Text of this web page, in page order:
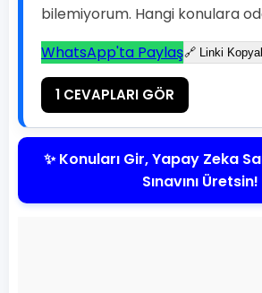
bilemiyorum. Hangi konulara
WhatsApp'ta Paylaş🔗 Linki
1 CEVAPLARI GÖR
✨ Konuları Gir, Yapay Zeka
Sınavını Üretsin!